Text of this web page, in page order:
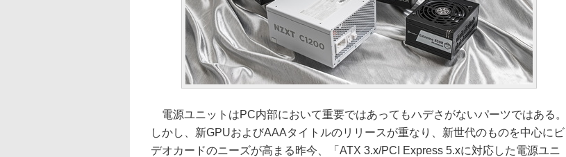
電源ユニットはPC内部において重要ではあってもハデさがないパーツではある。
しかし、新GPUおよびAAAタイトルのリリースが重なり、新世代のものを中心にビ
デオカードのニーズが高まる昨今、「ATX 3.x/PCI Express 5.xに対応した電源ユニ